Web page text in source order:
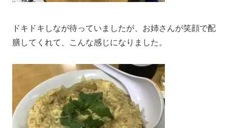
ドキドキしなが待っていましたが、お姉さんが笑顔で配
膳してくれて、こんな感じになりました。